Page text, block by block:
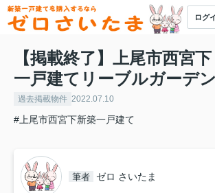
ログ
【掲載終了】上尾市西宮
一戸建てリーブルガーデン
過去掲載物件 2022.07.10
#上尾市西宮下新築一戸建て
筆者 ゼロ さいたま